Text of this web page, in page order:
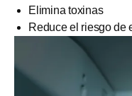
Elimina toxinas
Reduce el riesgo de